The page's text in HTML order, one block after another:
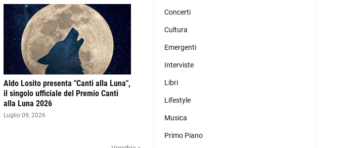
Aldo Losito presenta "Canti alla Luna",
il singolo ufficiale del Premio Canti
alla Luna 2026
Luglio 09, 2026
Concerti
Cultura
Emergenti
Interviste
Libri
Lifestyle
Musica
Primo Piano